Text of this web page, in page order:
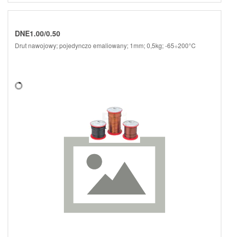
DNE1.00/0.50
Drut nawojowy; pojedynczo emaliowany; 1mm; 0,5kg; -65÷200°C